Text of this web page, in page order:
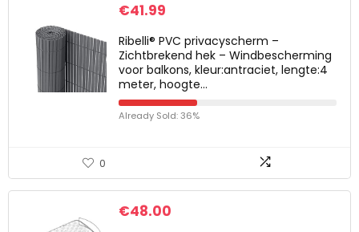
€41.99
Ribelli® PVC privacyscherm –
Zichtbrekend hek – Windbescherming
voor balkons, kleur:antraciet, lengte:4
meter, hoogte…
Already Sold: 36%
0
€48.00